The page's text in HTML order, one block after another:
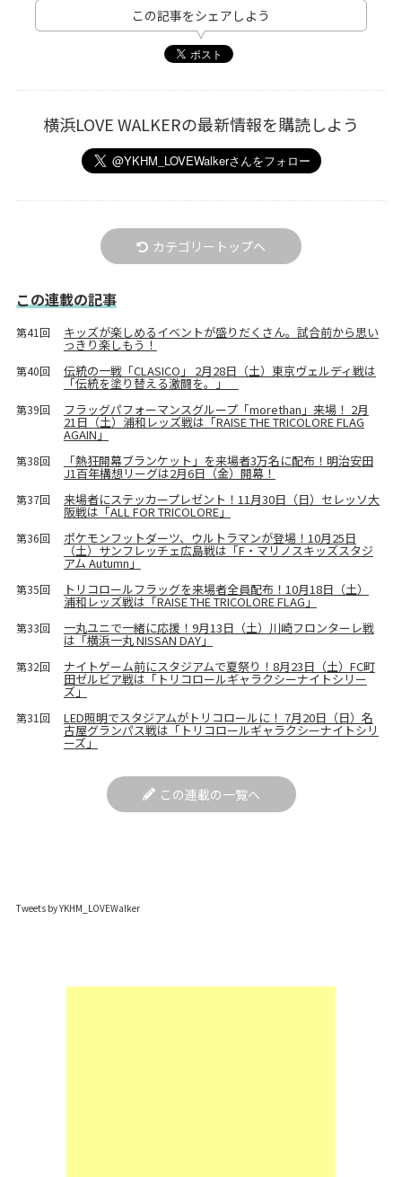
この記事をシェアしよう
横浜LOVE WALKERの最新情報を購読しよう
カテゴリートップへ
この連載の記事
第41回 キッズが楽しめるイベントが盛りだくさん。試合前から思い
っきり楽しもう！
第40回 伝統の一戦「CLASICO」 2月28日（土）東京ヴェルディ戦は
「伝統を塗り替える激闘を。」
第39回 フラッグパフォーマンスグループ「morethan」来場！ 2月
21日（土）浦和レッズ戦は「RAISE THE TRICOLORE FLAG
AGAIN」
第38回 「熱狂開幕ブランケット」を来場者3万名に配布！明治安田
J1百年構想リーグは2月6日（金）開幕！
第37回 来場者にステッカープレゼント！11月30日（日）セレッソ大
阪戦は「ALL FOR TRICOLORE」
第36回 ポケモンフットダーツ、ウルトラマンが登場！10月25日
（土）サンフレッチェ広島戦は「F・マリノスキッズスタジ
アム Autumn」
第35回 トリコロールフラッグを来場者全員配布！10月18日（土）
浦和レッズ戦は「RAISE THE TRICOLORE FLAG」
第33回 一丸ユニで一緒に応援！9月13日（土）川崎フロンターレ戦
は「横浜一丸 NISSAN DAY」
第32回 ナイトゲーム前にスタジアムで夏祭り！8月23日（土）FC町
田ゼルビア戦は「トリコロールギャラクシーナイトシリー
ズ」
第31回 LED照明でスタジアムがトリコロールに！ 7月20日（日）名
古屋グランパス戦は「トリコロールギャラクシーナイトシリ
ーズ」
この連載の一覧へ
Tweets by YKHM_LOVEWalker